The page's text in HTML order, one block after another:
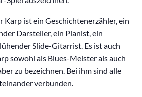
Karp ist ein Geschichtenerzähler, ein
Darsteller, ein Pianist, ein
Slide-Gitarrist. Es ist auch
sowohl als Blues-Meister als auch
zu bezeichnen. Bei ihm sind alle
verbunden.